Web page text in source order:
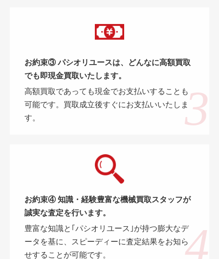
お約束③ パシオリユースは、どんなに高額買取
でも即現金買取いたします。
高額買取であっても現金でお支払いすることも
可能です。買取成立後すぐにお支払いいたしま
す。
お約束④ 知識・経験豊富な機械買取スタッフが
誠実な査定を行います。
豊富な知識と｢パシオリユース｣が持つ膨大なデ
ータを基に、スピーディーに査定結果をお知ら
せすることが可能です。